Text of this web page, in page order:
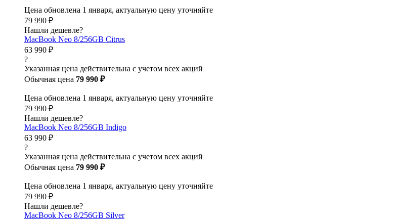
Цена обновлена 1 января, актуальную цену уточняйте
79 990 ₽
Нашли дешевле?
MacBook Neo 8/256GB Citrus
63 990 ₽
?
Указанная цена действительна с учетом всех акций
Обычная цена 79 990 ₽
Цена обновлена 1 января, актуальную цену уточняйте
79 990 ₽
Нашли дешевле?
MacBook Neo 8/256GB Indigo
63 990 ₽
?
Указанная цена действительна с учетом всех акций
Обычная цена 79 990 ₽
Цена обновлена 1 января, актуальную цену уточняйте
79 990 ₽
Нашли дешевле?
MacBook Neo 8/256GB Silver